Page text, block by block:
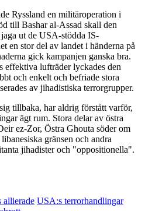
Ryssland en militäroperation i
till Bashar al-Assad skall den
ut de USA-stödda IS-
en stor del av landet i händerna på
gick kampanjen ganska bra.
effektiva lufträder lyckades den
och enkelt och befriade stora
av jihadistiska terrorgrupper.
tillbaka, har aldrig förstått varför,
ägt rum. Stora delar av östra
ez-Zor, Östra Ghouta söder om
gränsen och andra
jihadister och "oppositionella".
allierade USA:s terrorhandlingar